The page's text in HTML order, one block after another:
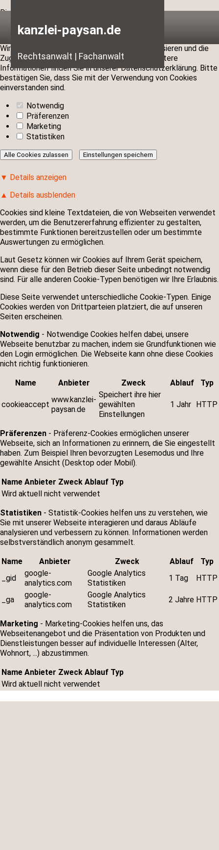
Diese Webseite verwendet Cookies
Wir verwenden Cookies, um Inhalte zu personalisieren und die
Zugriffe auf unsere Website zu analysieren. Weitere
Informationen finden Sie in unserer Datenschutzerklärung. Bitte
bestätigen Sie, dass Sie mit der Verwendung von Cookies
einverstanden sind.
Notwendig
Präferenzen
Marketing
Statistiken
▼ Details anzeigen
▲ Details ausblenden
Cookies sind kleine Textdateien, die von Webseiten verwendet
werden, um die Benutzererfahrung effizienter zu gestalten,
bestimmte Funktionen bereitzustellen oder um bestimmte
Auswertungen zu ermöglichen.
Laut Gesetz können wir Cookies auf Ihrem Gerät speichern,
wenn diese für den Betrieb dieser Seite unbedingt notwendig
sind. Für alle anderen Cookie-Typen benötigen wir Ihre Erlaubnis.
Diese Seite verwendet unterschiedliche Cookie-Typen. Einige
Cookies werden von Drittparteien platziert, die auf unseren
Seiten erscheinen.
Notwendig - Notwendige Cookies helfen dabei, unsere
Webseite benutzbar zu machen, indem sie Grundfunktionen wie
den Login ermöglichen. Die Webseite kann ohne diese Cookies
nicht richtig funktionieren.
Name Anbieter Zweck Ablauf Typ
cookieaccept
www.kanzlei-
paysan.de
Speichert ihre hier
gewählten
Einstellungen
1 Jahr HTTP
Präferenzen - Präferenz-Cookies ermöglichen unserer
Webseite, sich an Informationen zu erinnern, die Sie eingestellt
haben. Zum Beispiel Ihren bevorzugten Lesemodus und Ihre
gewählte Ansicht (Desktop oder Mobil).
Name Anbieter Zweck Ablauf Typ
Wird aktuell nicht verwendet
Statistiken - Statistik-Cookies helfen uns zu verstehen, wie
Sie mit unserer Webseite interagieren und daraus Abläufe
analysieren und verbessern zu können. Informationen werden
selbstverständlich anonym gesammelt.
Name Anbieter Zweck Ablauf
Typ
_gid
google-
analytics.com
Google Analytics
Statistiken
1 Tag HTTP
_ga
google-
analytics.com
Google Analytics
Statistiken
2 Jahre HTTP
Marketing - Marketing-Cookies helfen uns, das
Webseitenangebot und die Präsentation von Produkten und
Dienstleistungen besser auf individuelle Interessen (Alter,
Wohnort, ...) abzustimmen.
Name Anbieter Zweck Ablauf Typ
Wird aktuell nicht verwendet
kanzlei-paysan.de
Rechtsanwalt | Fachanwalt